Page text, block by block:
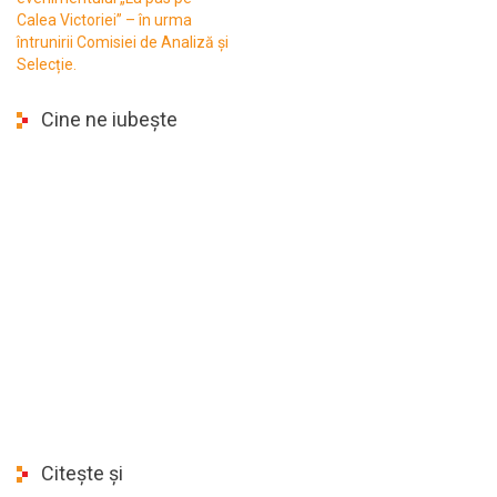
Calea Victoriei” – în urma
întrunirii Comisiei de Analiză și
Selecție.
Cine ne iubește
Citește și